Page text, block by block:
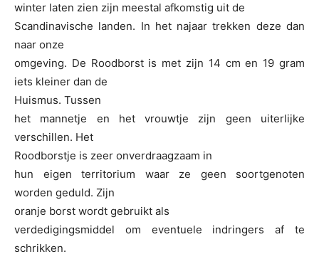
winter laten zien zijn meestal afkomstig uit de
Scandinavische landen. In het najaar trekken deze dan
naar onze
omgeving. De Roodborst is met zijn 14 cm en 19 gram
iets kleiner dan de
Huismus. Tussen
het mannetje en het vrouwtje zijn geen uiterlijke
verschillen. Het
Roodborstje is zeer onverdraagzaam in
hun eigen territorium waar ze geen soortgenoten
worden geduld. Zijn
oranje borst wordt gebruikt als
verdedigingsmiddel om eventuele indringers af te
schrikken.